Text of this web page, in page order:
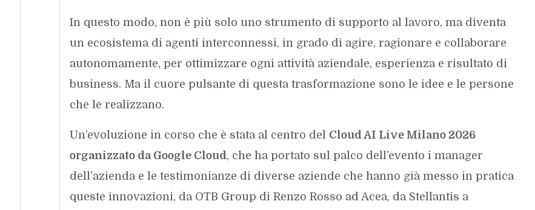
In questo modo, non è più solo uno strumento di supporto al lavoro, ma diventa
un ecosistema di agenti interconnessi, in grado di agire, ragionare e collaborare
autonomamente, per ottimizzare ogni attività aziendale, esperienza e risultato di
business. Ma il cuore pulsante di questa trasformazione sono le idee e le persone
che le realizzano.
Un’evoluzione in corso che è stata al centro del Cloud AI Live Milano 2026
organizzato da Google Cloud, che ha portato sul palco dell’evento i manager
dell’azienda e le testimonianze di diverse aziende che hanno già messo in pratica
queste innovazioni, da OTB Group di Renzo Rosso ad Acea, da Stellantis a
Agenti AI